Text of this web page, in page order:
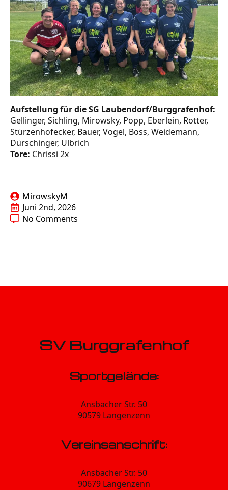
Aufstellung für die SG Laubendorf/Burggrafenhof:
Gellinger, Sichling, Mirowsky, Popp, Eberlein, Rotter,
Stürzenhofecker, Bauer, Vogel, Boss, Weidemann,
Dürschinger, Ulbrich
Tore: Chrissi 2x
MirowskyM
Juni 2nd, 2026
No Comments
SV Burggrafenhof
Sportgelände:
Ansbacher Str. 50
90579 Langenzenn
Vereinsanschrift:
Ansbacher Str. 50
90679 Langenzenn